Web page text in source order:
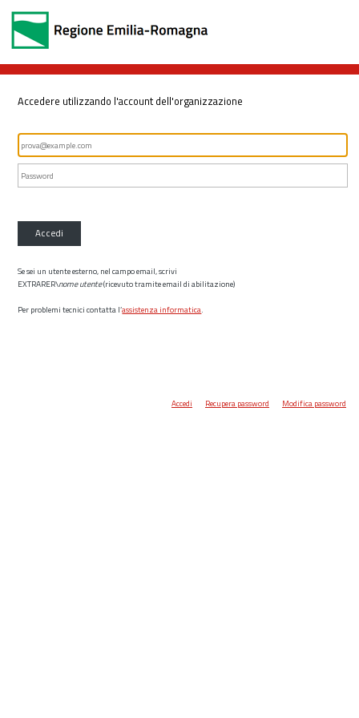
Accedere utilizzando l'account dell'organizzazione
Accedi
Se sei un utente esterno, nel campo email, scrivi
EXTRARER\nome utente(ricevuto tramite email di abilitazione)
Per problemi tecnici contatta l’assistenza informatica.
Accedi Recupera password Modifica password